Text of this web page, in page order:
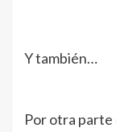
Y también…
Por otra parte